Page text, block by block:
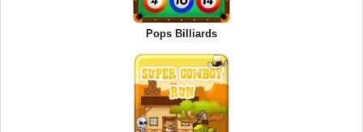
Pops Billiards